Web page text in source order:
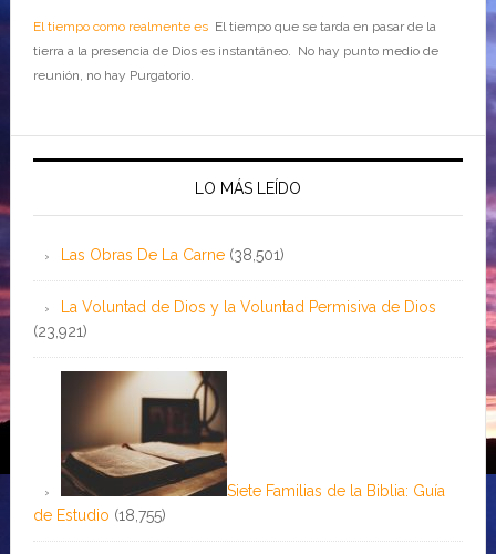
El tiempo como realmente esEl tiempo que se tarda en pasar de la
tierra a la presencia de Dios es instantáneo. No hay punto medio de
reunión, no hay Purgatorio.
LO MÁS LEÍDO
Las Obras De La Carne (38,501)
La Voluntad de Dios y la Voluntad Permisiva de Dios
(23,921)
Siete Familias de la Biblia: Guía
de Estudio (18,755)